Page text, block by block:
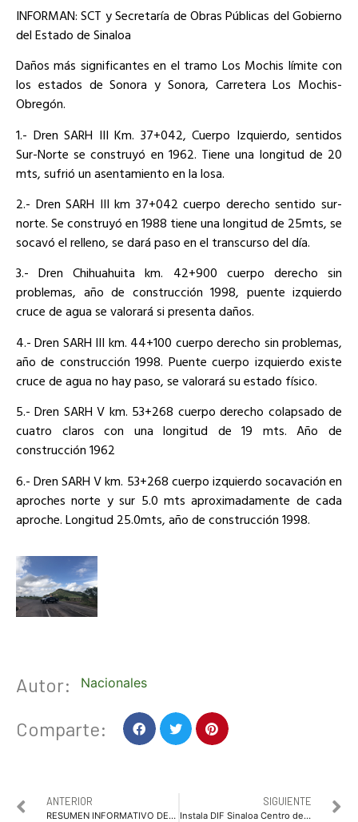
INFORMAN: SCT y Secretaría de Obras Públicas del Gobierno
del Estado de Sinaloa
Daños más significantes en el tramo Los Mochis límite con
los estados de Sonora y Sonora, Carretera Los Mochis-
Obregón.
1.- Dren SARH III Km. 37+042, Cuerpo Izquierdo, sentidos
Sur-Norte se construyó en 1962. Tiene una longitud de 20
mts, sufrió un asentamiento en la losa.
2.- Dren SARH III km 37+042 cuerpo derecho sentido sur-
norte. Se construyó en 1988 tiene una longitud de 25mts, se
socavó el relleno, se dará paso en el transcurso del día.
3.- Dren Chihuahuita km. 42+900 cuerpo derecho sin
problemas, año de construcción 1998, puente izquierdo
cruce de agua se valorará si presenta daños.
4.- Dren SARH III km. 44+100 cuerpo derecho sin problemas,
año de construcción 1998. Puente cuerpo izquierdo existe
cruce de agua no hay paso, se valorará su estado físico.
5.- Dren SARH V km. 53+268 cuerpo derecho colapsado de
cuatro claros con una longitud de 19 mts. Año de
construcción 1962
6.- Dren SARH V km. 53+268 cuerpo izquierdo socavación en
aproches norte y sur 5.0 mts aproximadamente de cada
aproche. Longitud 25.0mts, año de construcción 1998.
Autor: Nacionales
Comparte:
ANTERIOR
RESUMEN INFORMATIVO DEL DÍA DE LAS PRINCIPALES ACCIONES DEL EJECUTIVO Y LAS SECRETARÍAS DEL ESTADO
SIGUIENTE
Instala DIF Sinaloa Centro de Acopio en apoyo a familias afectadas por las intensas lluvias